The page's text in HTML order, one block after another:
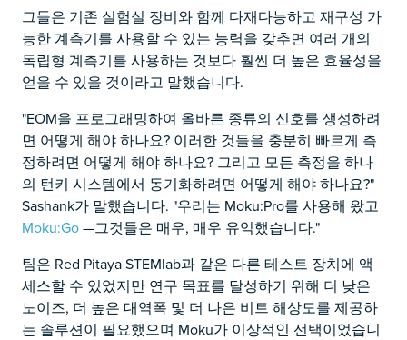
그들은 기존 실험실 장비와 함께 다재다능하고 재구성 가
능한 계측기를 사용할 수 있는 능력을 갖추면 여러 개의
독립형 계측기를 사용하는 것보다 훨씬 더 높은 효율성을
얻을 수 있을 것이라고 말했습니다.
"EOM을 프로그래밍하여 올바른 종류의 신호를 생성하려
면 어떻게 해야 하나요? 이러한 것들을 충분히 빠르게 측
정하려면 어떻게 해야 하나요? 그리고 모든 측정을 하나
의 턴키 시스템에서 동기화하려면 어떻게 해야 하나요?"
Sashank가 말했습니다. "우리는 Moku:Pro를 사용해 왔고
Moku:Go—그것들은 매우, 매우 유익했습니다."
팀은 Red Pitaya STEMlab과 같은 다른 테스트 장치에 액
세스할 수 있었지만 연구 목표를 달성하기 위해 더 낮은
노이즈, 더 높은 대역폭 및 더 나은 비트 해상도를 제공하
는 솔루션이 필요했으며 Moku가 이상적인 선택이었습니